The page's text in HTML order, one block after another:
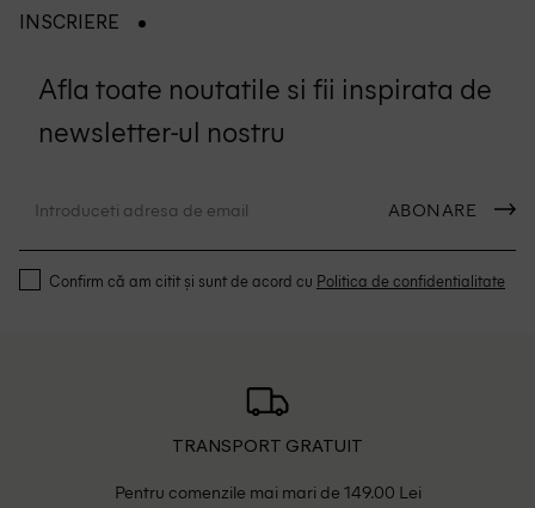
INSCRIERE
Afla toate noutatile si fii inspirata de
newsletter-ul nostru
ABONARE
Confirm că am citit și sunt de acord cu Politica de confidentialitate
TRANSPORT GRATUIT
Pentru comenzile mai mari de 149.00 Lei